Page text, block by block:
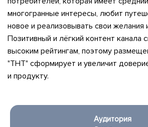
многогранные интересы, любит
новое и реализовывать свои желания
Позитивный и лёгкий контент канала
высоким рейтингам, поэтому
"ТНТ" сформирует и увеличит
и продукту.
Аудитория